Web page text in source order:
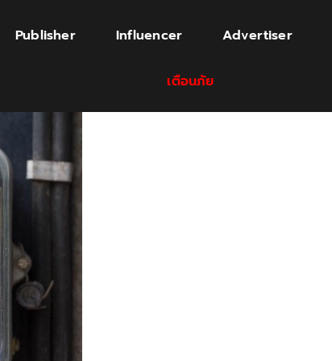
Publisher Influencer Advertiser
เตือนภัย